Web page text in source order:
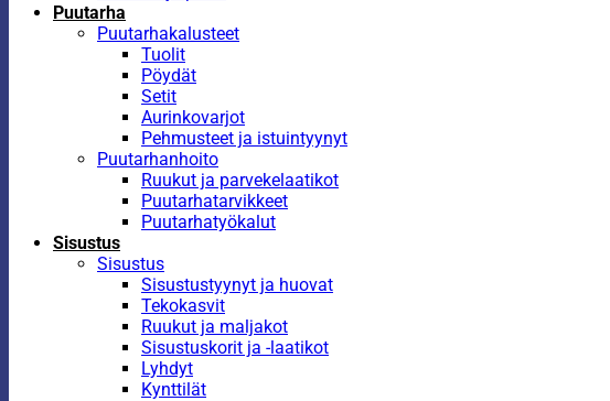
Puutarha
Puutarhakalusteet
Tuolit
Pöydät
Setit
Aurinkovarjot
Pehmusteet ja istuintyynyt
Puutarhanhoito
Ruukut ja parvekelaatikot
Puutarhatarvikkeet
Puutarhatyökalut
Sisustus
Sisustus
Sisustustyynyt ja huovat
Tekokasvit
Ruukut ja maljakot
Sisustuskorit ja -laatikot
Lyhdyt
Kynttilät